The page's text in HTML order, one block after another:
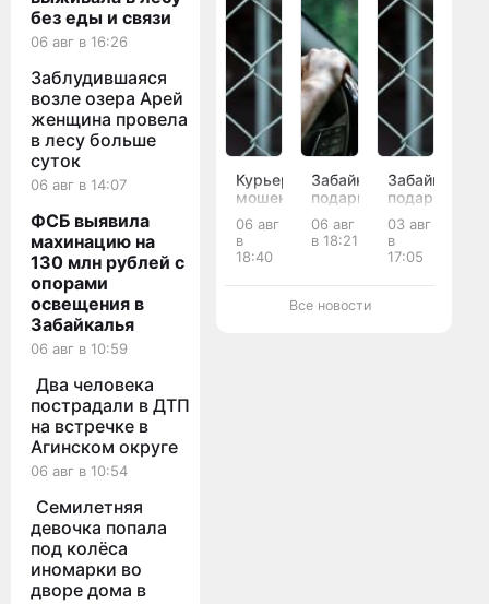
без еды и связи
06 авг в 16:26
Заблудившаяся
возле озера Арей
женщина провела
в лесу больше
суток
06 авг в 14:07
ФСБ выявила
махинацию на
130 млн рублей с
опорами
освещения в
Забайкалья
06 авг в 10:59
Два человека
пострадали в ДТП
на встречке в
Агинском округе
06 авг в 10:54
Семилетняя
девочка попала
под колёса
иномарки во
дворе дома в
Курьер
мошенников
украл
у
матери
и
вдовы
06 авг
в
18:40
Забайкалец
подарил
отцу
поддельные
права
подвёл
его
06 авг
в 18:21
Забайкалец
подарил
наркотики
и
получил
11 лет
03 авг
в
17:05
Все новости